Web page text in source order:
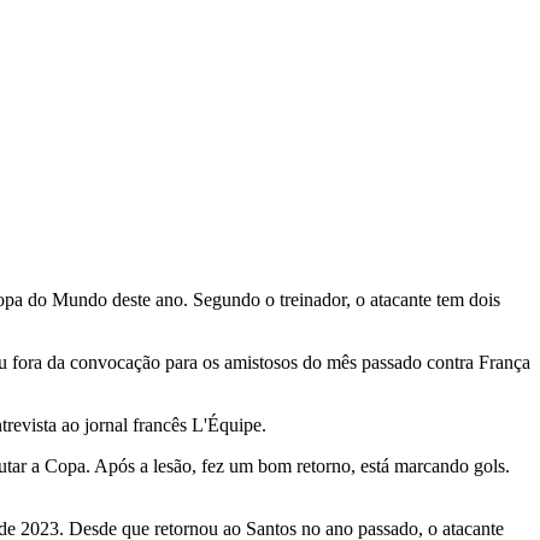
do Mundo deste ano. Segundo o treinador, o atacante tem dois
da convocação para os amistosos do mês passado contra França
ao jornal francês L'Équipe.
a Copa. Após a lesão, fez um bom retorno, está marcando gols.
Desde que retornou ao Santos no ano passado, o atacante